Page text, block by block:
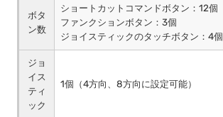
ボタ
ン数
ショートカットコマンドボタン：12個
ファンクションボタン：3個
ジョイスティックのタッチボタン：4個
ジョ
イス
ティ
ック
1個（4方向、8方向に設定可能）